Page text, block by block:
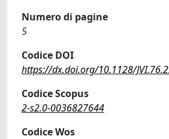
Numero di pagine
5
Codice DOI
https://dx.doi.org/10.1128/
Codice Scopus
2-s2.0-0036827644
Codice Wos